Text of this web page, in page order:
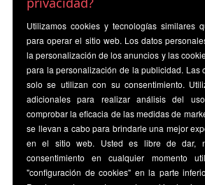
Utilizamos cookies y tecnologías similares
para operar el sitio web. Los datos
la personalización de los anuncios y las
para la personalización de la publicidad. Las
solo se utilizan con su consentimiento.
adicionales para realizar análisis del
comprobar la eficacia de las medidas de
se llevan a cabo para brindarle una mejor
en el sitio web. Usted es libre de dar,
consentimiento en cualquier momento
"configuración de cookies" en la parte